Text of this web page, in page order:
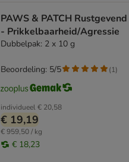
PAWS & PATCH Rustgevend
- Prikkelbaarheid/Agressie
Dubbelpak: 2 x 10 g
individueel€ 20,58
€ 19,19
€ 959,50 / kg
€ 18,23
Beoordeling: 5/5 (1)